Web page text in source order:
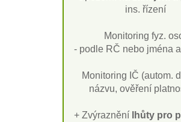
ins. řízení
Monitoring fyz.
- podle RČ nebo jména
Monitoring IČ (autom.
názvu, ověření
+ Zvýraznění
lhůty pro